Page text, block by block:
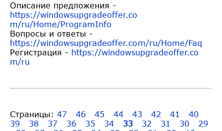
Описание предложения -
https://windowsupgradeoffer.co
m/ru/Home/ProgramInfo
Вопросы и ответы -
https://windowsupgradeoffer.com/ru/Home/Faq
Регистрация - https://windowsupgradeoffer.co
m/ru
Страницы: 47 46 45 44 43 42 41
40
39
38 37 36 35 34 33 32 31 30
29